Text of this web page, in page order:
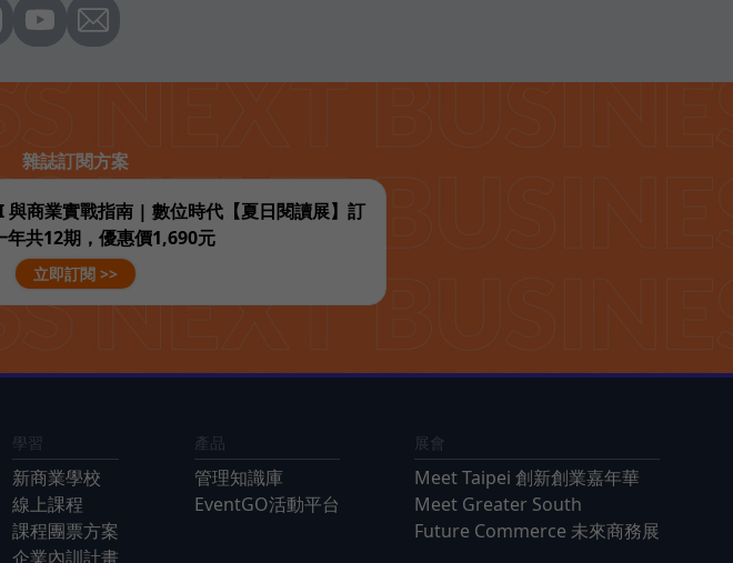
雜誌訂閱方案
與商業實戰指南 | 數位時代【夏日閱讀展】訂
年共12期，優惠價1,690元
立即訂閱 >>
學習
新商業學校
線上課程
課程團票方案
企業內訓計畫
產品
管理知識庫
EventGO活動平台
展會
Meet Taipei 創新創業嘉年華
Meet Greater South
Future Commerce 未來商務展